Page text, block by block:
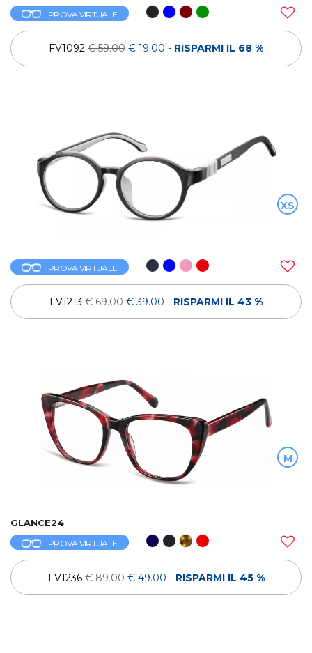
PROVA VIRTUALE
FV1092 € 59.00 € 19.00 - RISPARMI IL 68 %
XS
PROVA VIRTUALE
FV1213 € 69.00 € 39.00 - RISPARMI IL 43 %
M
GLANCE24
PROVA VIRTUALE
FV1236€ 89.00 € 49.00 - RISPARMI IL 45 %